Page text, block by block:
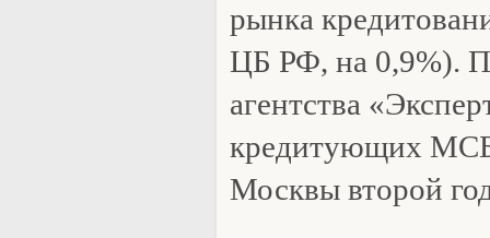
рынка
ЦБ РФ, на 0,9%).
агентства
кредитующих
Москвы второй